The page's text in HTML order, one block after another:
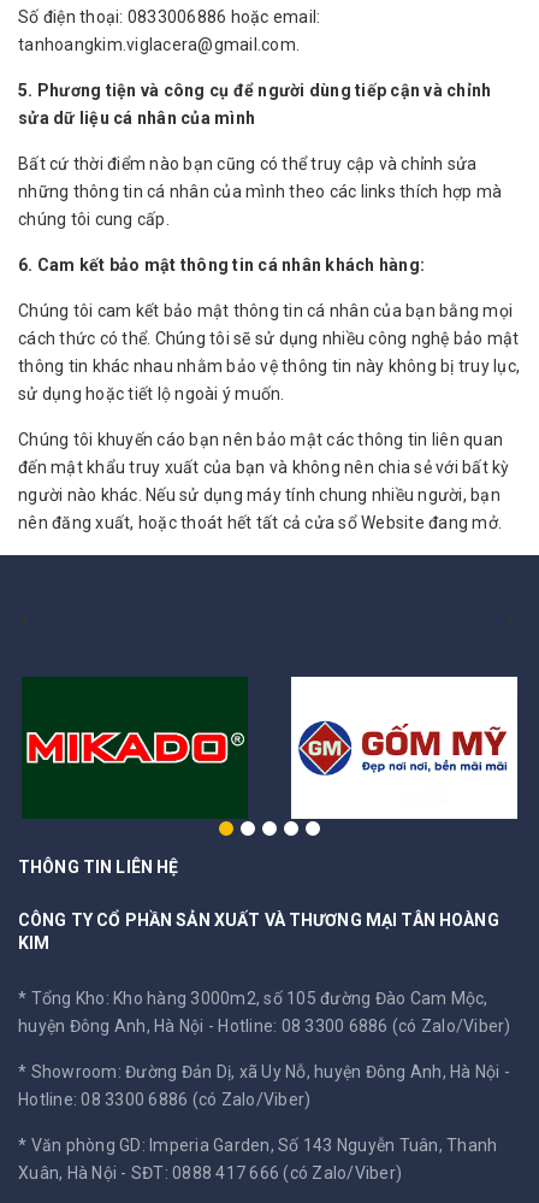
Số điện thoại: 0833006886 hoặc email:
tanhoangkim.viglacera@gmail.com.
5. Phương tiện và công cụ để người dùng tiếp cận và chỉnh
sửa dữ liệu cá nhân của mình
Bất cứ thời điểm nào bạn cũng có thể truy cập và chỉnh sửa
những thông tin cá nhân của mình theo các links thích hợp mà
chúng tôi cung cấp.
6. Cam kết bảo mật thông tin cá nhân khách hàng:
Chúng tôi cam kết bảo mật thông tin cá nhân của bạn bằng mọi
cách thức có thể. Chúng tôi sẽ sử dụng nhiều công nghệ bảo mật
thông tin khác nhau nhằm bảo vệ thông tin này không bị truy lục,
sử dụng hoặc tiết lộ ngoài ý muốn.
Chúng tôi khuyến cáo bạn nên bảo mật các thông tin liên quan
đến mật khẩu truy xuất của bạn và không nên chia sẻ với bất kỳ
người nào khác. Nếu sử dụng máy tính chung nhiều người, bạn
nên đăng xuất, hoặc thoát hết tất cả cửa sổ Website đang mở.
THÔNG TIN LIÊN HỆ
CÔNG TY CỔ PHẦN SẢN XUẤT VÀ THƯƠNG MẠI TÂN HOÀNG
KIM
* Tổng Kho: Kho hàng 3000m2, số 105 đường Đào Cam Mộc,
huyện Đông Anh, Hà Nội - Hotline: 08 3300 6886 (có Zalo/Viber)
* Showroom: Đường Đản Dị, xã Uy Nỗ, huyện Đông Anh, Hà Nội -
Hotline: 08 3300 6886 (có Zalo/Viber)
* Văn phòng GD: Imperia Garden, Số 143 Nguyễn Tuân, Thanh
Xuân, Hà Nội - SĐT: 0888 417 666 (có Zalo/Viber)